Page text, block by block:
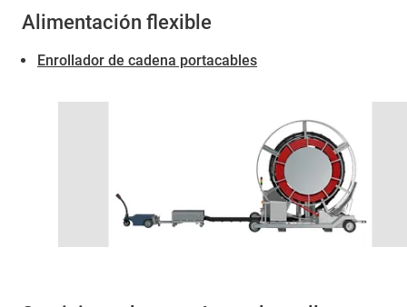
Alimentación flexible
Enrollador de cadena portacables